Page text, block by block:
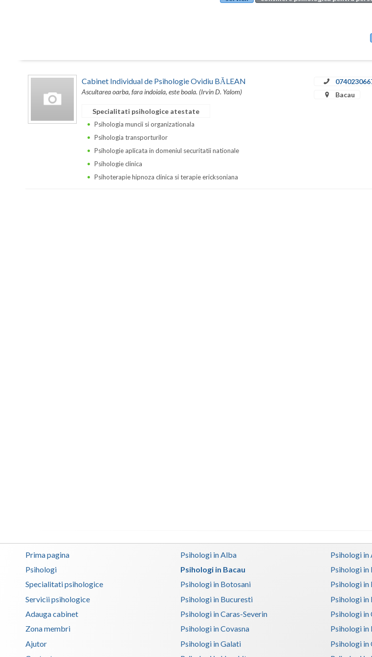
Cabinet Individual de Psihologie Ovidiu BĂLEAN
Ascultarea oarba, fara indoiala, este boala. (Irvin D. Yalom)
Bacau
Specialitati psihologice atestate
Psihologia muncii si organizationala
Psihologia transporturilor
Psihologie aplicata in domeniul securitatii nationale
Psihologie clinica
Psihoterapie hipnoza clinica si terapie ericksoniana
Prima pagina
Psihologi
Specialitati psihologice
Servicii psihologice
Adauga cabinet
Zona membri
Ajutor
Psihologi in Alba Psihologi in
Psihologi in Bacau
Psihologi in
Psihologi in Botosani
Psihologi in
Psihologi in Bucuresti
Psihologi in
Psihologi in Caras-Severin
Psihologi in
Psihologi in Covasna
Psihologi
Psihologi in Galati
Psihologi in